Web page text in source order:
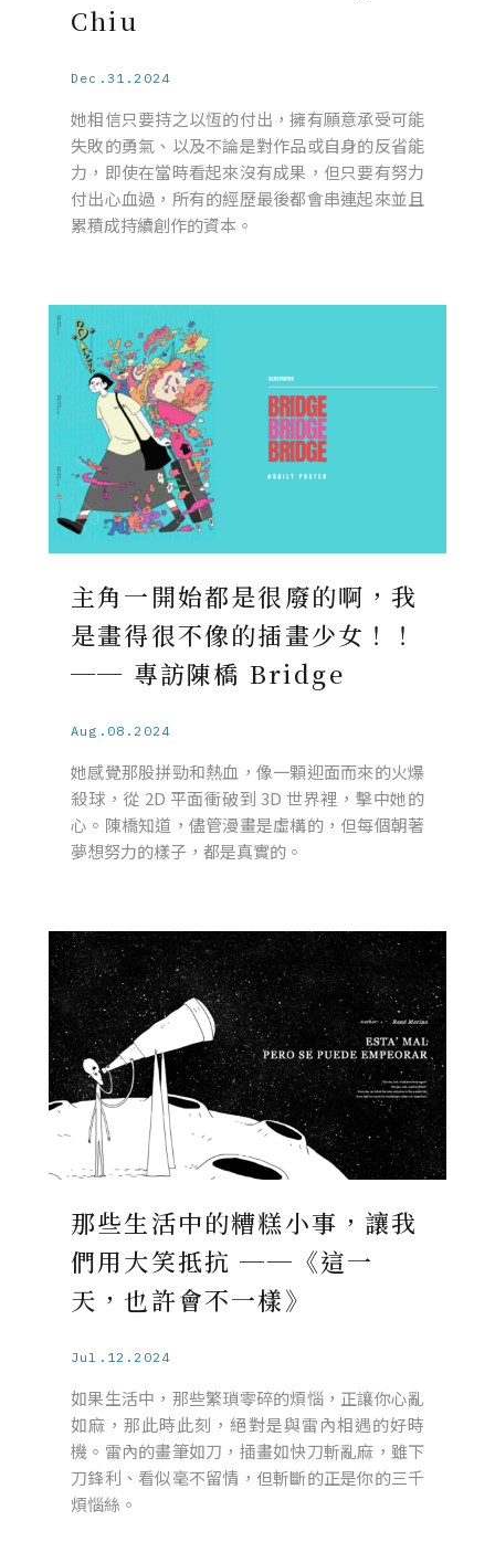
Chiu
Dec.31.2024
她相信只要持之以恆的付出，擁有願意承受可能
失敗的勇氣、以及不論是對作品或自身的反省能
力，即使在當時看起來沒有成果，但只要有努力
付出心血過，所有的經歷最後都會串連起來並且
累積成持續創作的資本。
主角一開始都是很廢的啊，我
是畫得很不像的插畫少女！！
── 專訪陳橋 Bridge
Aug.08.2024
她感覺那股拼勁和熱血，像一顆迎面而來的火爆
殺球，從 2D 平面衝破到 3D 世界裡，擊中她的
心。陳橋知道，儘管漫畫是虛構的，但每個朝著
夢想努力的樣子，都是真實的。
那些生活中的糟糕小事，讓我
們用大笑抵抗 ──《這一
天，也許會不一樣》
Jul.12.2024
如果生活中，那些繁瑣零碎的煩惱，正讓你心亂
如麻，那此時此刻，絕對是與雷內相遇的好時
機。雷內的畫筆如刀，插畫如快刀斬亂麻，雖下
刀鋒利、看似毫不留情，但斬斷的正是你的三千
煩惱絲。